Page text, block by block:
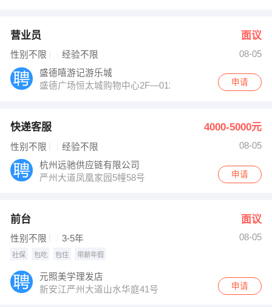
营业员 面议
性别不限 经验不限
08-05
盛德嘻游记游乐城
盛德广场恒太城购物中心2F―012
申请
快递客服 4000-5000元
性别不限 经验不限
08-05
杭州远驰供应链有限公司
严州大道凤凰家园5幢58号
申请
前台 面议
性别不限 3-5年 08-05
社保 包吃 包住 带薪年假
元照美学理发店
新安江严州大道山水华庭41号
申请